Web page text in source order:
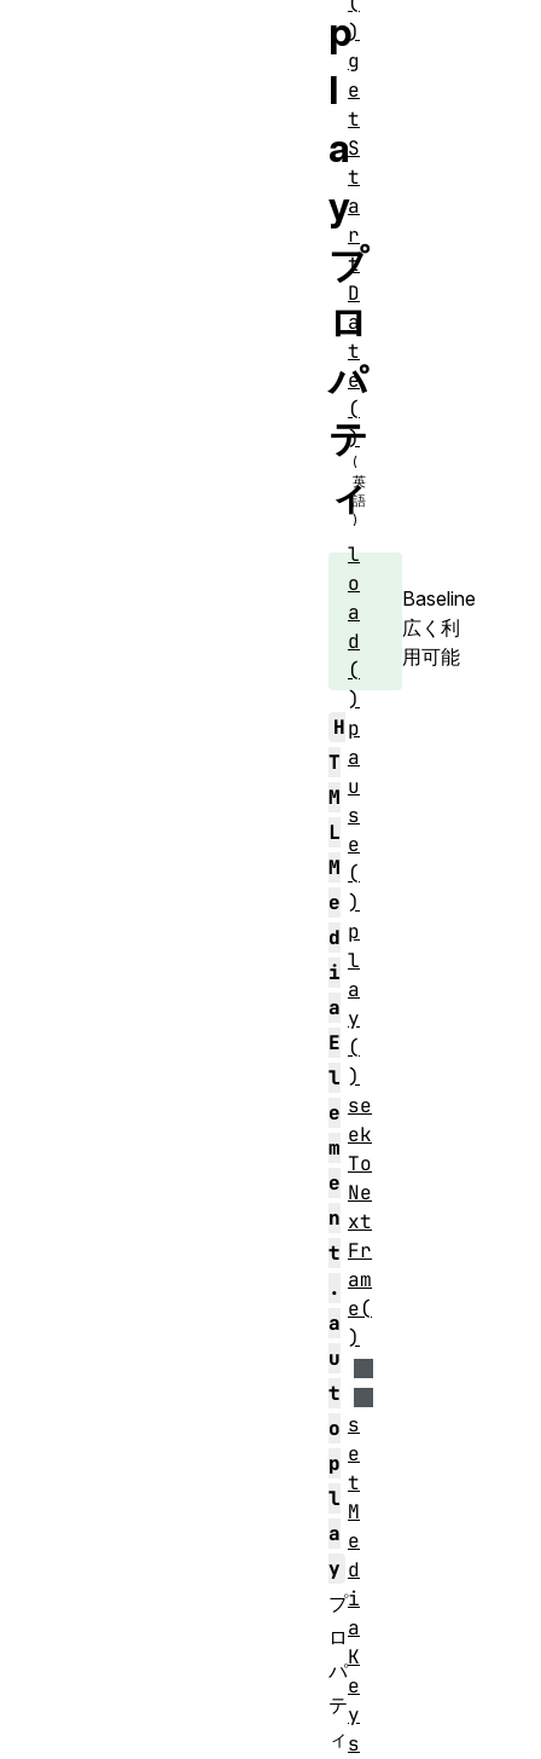
p
l
a
y
プ
ロ
パ
テ
ィ
Baseline
広く利
用可能
H
T
M
L
M
e
d
i
a
E
l
e
m
e
n
t
.
a
u
t
o
p
l
a
y
プ
ロ
パ
テ
ィ
)
g
e
t
S
t
a
r
t
D
a
t
e
(
)
l
o
a
d
(
)
p
a
u
s
e
(
)
p
l
a
y
(
)
se
ek
To
Ne
xt
Fr
am
e(
)
s
e
t
M
e
d
i
a
K
e
y
s